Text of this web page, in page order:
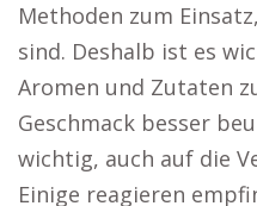
Methoden zum
sind. Deshalb ist es
Aromen und Zutaten
Geschmack besser
wichtig, auch auf die
Einige reagieren